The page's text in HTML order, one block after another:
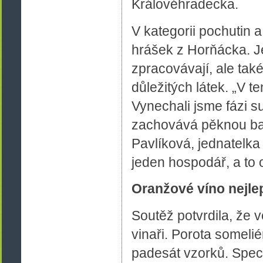
Královéhradecka.
V kategorii pochutin
hrášek z Horňácka.
zpracovávají, ale
důležitých látek. „V
Vynechali jsme fázi
zachovává pěknou
Pavlíková,
jeden hospodář, a to
Oranžové víno
Soutěž potvrdila, že
vinaři. Porota
padesát vzorků.